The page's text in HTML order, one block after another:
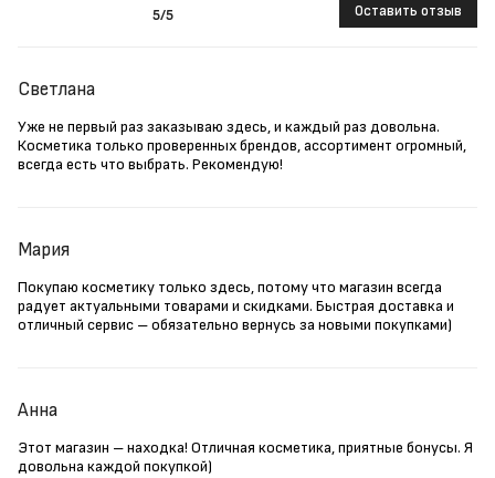
5/5 Оставить отзыв
Светлана
Уже не первый раз заказываю здесь, и каждый раз довольна.
Косметика только проверенных брендов, ассортимент огромный,
всегда есть что выбрать. Рекомендую!
Мария
Покупаю косметику только здесь, потому что магазин всегда
радует актуальными товарами и скидками. Быстрая доставка и
отличный сервис – обязательно вернусь за новыми покупками)
Анна
Этот магазин – находка! Отличная косметика, приятные бонусы. Я
довольна каждой покупкой)